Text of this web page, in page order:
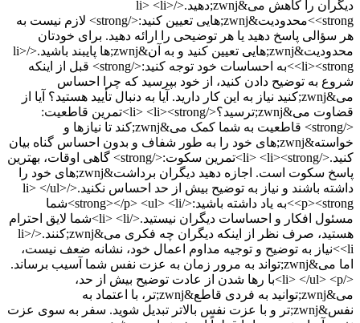
دیگران را کاهش می&zwnj;دهید.</li> <li>
<strong>محدودیت&zwnj;هایی تعیین کنید:</strong> لازم نیست به
هر سؤالی پاسخ دهید یا هر توضیحی را ارائه دهید. برای خودتان
محدودیت&zwnj;هایی تعیین کنید و به آن&zwnj;ها پایبند باشید.</li>
<li><strong>به احساسات خود توجه کنید:</strong> قبل از اینکه
شروع به توضیح دادن کنید، از خود بپرسید که چرا احساس
می&zwnj;کنید نیاز به این کار دارید. آیا به دنبال تأیید هستید؟ آیا از
قضاوت می&zwnj;ترسید؟</li> <li><strong>تمرین قاطعیت:
</strong> قاطعیت به شما کمک می&zwnj;کند تا نیازها و
خواسته&zwnj;های خود را به طور شفاف و بدون احساس گناه بیان
کنید.</li> <li><strong>تمرین سکوت:</strong> گاهی اوقات، بهترین
پاسخ سکوت است. اجازه دهید دیگران برداشت&zwnj;های خود را
داشته باشند و نیاز به توضیح بیش از حد احساس نکنید.</li> </ul>
<p><strong>به یاد داشته باشید:</strong></p> <ul> <li>شما
مسئول افکار و احساسات دیگران نیستید.</li> <li>شما لایق احترام
هستید، صرف نظر از اینکه دیگران چه فکری می&zwnj;کنند.</li>
<li>نیاز به توضیح و توجیه مداوم اعمال خود، نشانه ضعف نیست،
اما می&zwnj;تواند به مرور زمان به عزت نفس شما آسیب برساند.
</li> </ul> <p>با رها شدن از عادت توضیح بیش از حد،
می&zwnj;توانید به فردی قاطع&zwnj;تر، با اعتماد به
نفس&zwnj;تر و با عزت نفس بالاتر تبدیل شوید. سفر به سوی عزت